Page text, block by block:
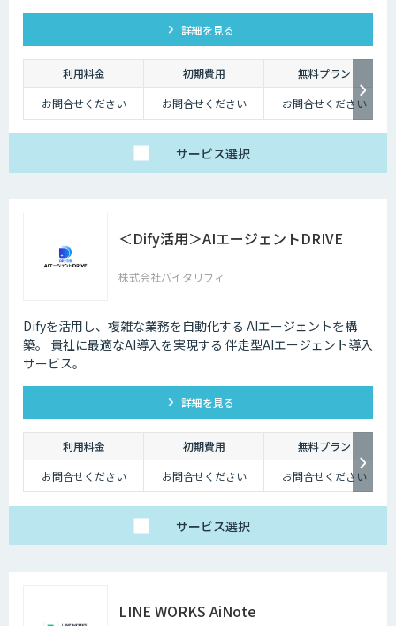
詳細を見る
利用料金 初期費用
無料プラン
お問合せください
お問合せください お問合せください
サービス選択
＜Dify活用＞AIエージェントDRIVE
株式会社バイタリフィ
Difyを活用し、複雑な業務を自動化する AIエージェントを構
築。 貴社に最適なAI導入を実現する 伴走型AIエージェント導入
サービス。
詳細を見る
利用料金 初期費用
無料プラン
お問合せください
お問合せください お問合せください
サービス選択
LINE WORKS AiNote